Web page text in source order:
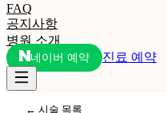
FAQ
공지사항
병원 소개
네이버 예약 진료 예약
← 시술 목록